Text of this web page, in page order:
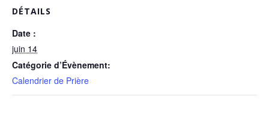
DÉTAILS
Date :
juin 14
Catégorie d’Évènement:
Calendrier de Prière